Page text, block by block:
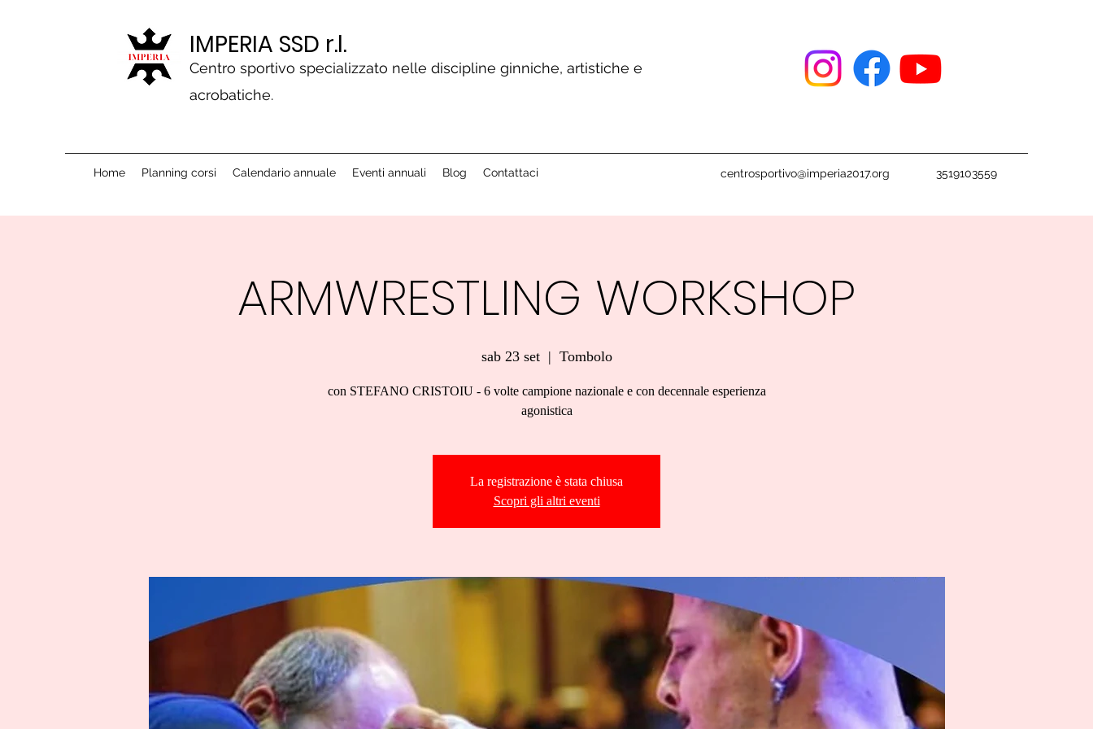
IMPERIA SSD r.l.
Centro sportivo specializzato nelle discipline ginniche, artistiche e
acrobatiche.
Home Planning corsi Calendario annuale Eventi annuali Blog Contattaci centrosportivo@imperia2017.org 3519103559
ARMWRESTLING WORKSHOP
sab 23 set
  |
Tombolo
con STEFANO CRISTOIU - 6 volte campione nazionale e con decennale esperienza
agonistica
La registrazione è stata chiusa
Scopri gli altri eventi